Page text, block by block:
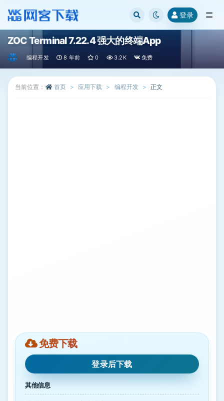
登录
ZOC Terminal 7.22.4 强大的终端App
编程开发 8 年前 0 3.2K 免费
当前位置： 首页 应用下载 编程开发 正文
免费下载
登录后下载
其他信息
全部